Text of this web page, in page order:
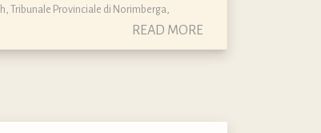
Tribunale Provinciale di Norimberga
READ MORE